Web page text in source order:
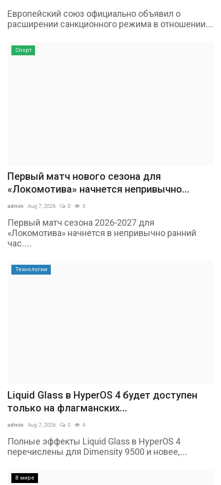
Европейский союз официально объявил о
расширении санкционного режима в отношении...
Спорт
Первый матч нового сезона для
«Локомотива» начнется непривычно...
admin Aug 7, 2026 0 5
Первый матч сезона 2026-2027 для
«Локомотива» начнется в непривычно ранний
час....
Технологии
Liquid Glass в HyperOS 4 будет доступен
только на флагманских...
admin Aug 7, 2026 0 4
Полные эффекты Liquid Glass в HyperOS 4
перечислены для Dimensity 9500 и новее,...
В мире